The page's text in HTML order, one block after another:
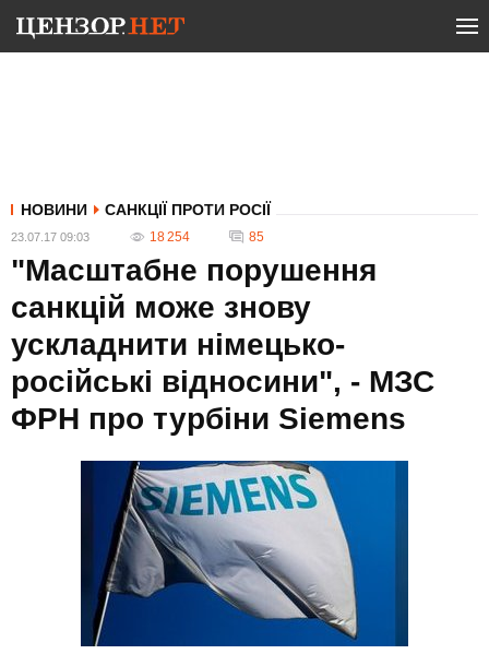
НОВИНИ САНКЦІЇ ПРОТИ РОСІЇ
23.07.17 09:03 18 254 85
"Масштабне порушення
санкцій може знову
ускладнити німецько-
російські відносини", - МЗС
ФРН про турбіни Siemens